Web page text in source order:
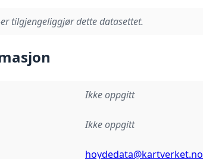
tilgjengeliggjør dette datasettet.
Ikke oppgitt
Ikke oppgitt
hoydedata@kartverket.no